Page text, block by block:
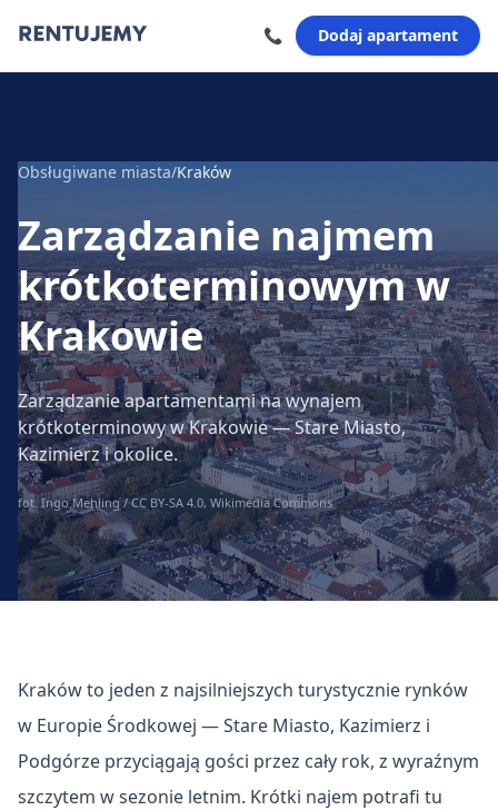
📞 Dodaj apartament
Obsługiwane miasta/Kraków
Zarządzanie najmem
krótkoterminowymw
Krakowie
Zarządzanie apartamentami na wynajem
krótkoterminowy w Krakowie — Stare Miasto,
Kazimierz i okolice.
fot. Ingo Mehling / CC BY-SA 4.0, Wikimedia Commons
Kraków to jeden z najsilniejszych turystycznie rynków
w Europie Środkowej — Stare Miasto, Kazimierz i
Podgórze przyciągają gości przez cały rok, z wyraźnym
szczytem w sezonie letnim. Krótki najem potrafi tu